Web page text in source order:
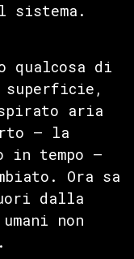
sistema.
qualcosa di
aria
— la
in tempo —
Ora sa
dalla
non